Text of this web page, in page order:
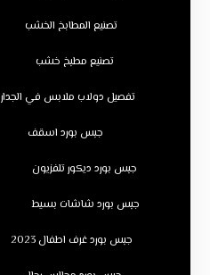
تصنيع المطابخ الخشب
تصنيع مطبخ خشب
تفصيل دولاب ملابس في الجدار
جبس بورد اسقف
جبس بورد ديكور تلفزيون
جبس بورد شاشات بسيط
جبس بورد غرف اطفال 2023